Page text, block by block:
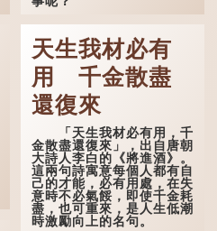
「不見棺材不落淚」
的原句，有說法是「不見
棺材不下淚」或「不見親
棺不下淚」，出自明朝蘭
陵笑笑生所著的《金瓶梅
詞話》第九十八回。原意
是指人未親眼見到親人棺
木，便不會真正感到悲
傷；後來引申為比喻人執迷
不悟，不到徹底失敗，便不
肯罷休。
許多人對這上半句耳熟
能詳，但它其實還有下半句
——「不到黃河心不死」...
天生我材必有
用 千金散盡
還復來
「天生我材必有用，千
金散盡還復來」，出自唐朝
大詩人李白的《將進酒》。
這兩句詩寓意每個人都有自
己的才能，必有用處，在失
意時不必氣餒，即使千金耗
盡，也可重來，是人生低潮
時激勵向上的名句。